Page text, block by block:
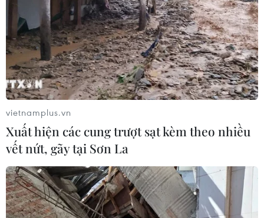
vietnamplus.vn
Xuất hiện các cung trượt sạt kèm theo nhiều
vết nứt, gãy tại Sơn La